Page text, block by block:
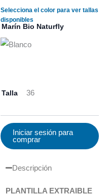
Selecciona el color para ver tallas
disponibles
Marín Bio Naturfly
Talla 36
Iniciar sesión para
comprar
Descripción
PLANTILLA EXTRAIBLE